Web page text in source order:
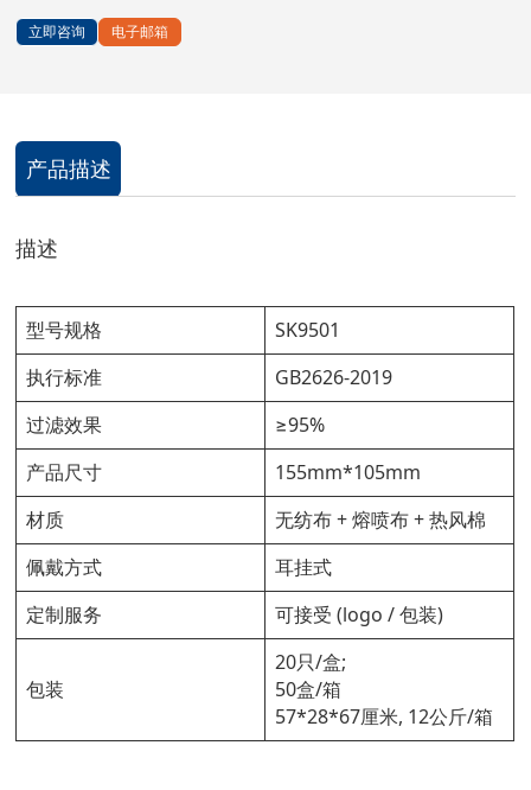
立即咨询 电子邮箱
产品描述
描述
型号规格
SK9501
执行标准
GB2626-2019
过滤效果
≥95%
产品尺寸
155mm*105mm
材质
无纺布 + 熔喷布 + 热风棉
佩戴方式
耳挂式
定制服务
可接受 (logo / 包装)
包装
20只/盒;
50盒/箱
57*28*67厘米, 12公斤/箱